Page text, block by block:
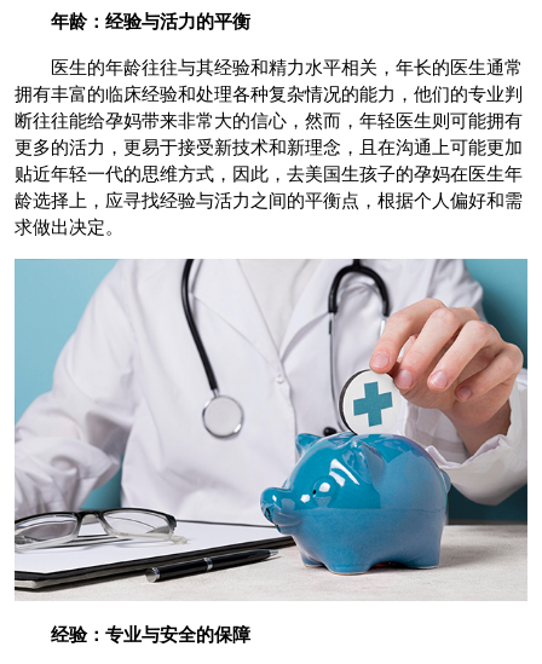
年龄：经验与活力的平衡
医生的年龄往往与其经验和精力水平相关，年长的医生通常
拥有丰富的临床经验和处理各种复杂情况的能力，他们的专业判
断往往能给孕妈带来非常大的信心，然而，年轻医生则可能拥有
更多的活力，更易于接受新技术和新理念，且在沟通上可能更加
贴近年轻一代的思维方式，因此，去美国生孩子的孕妈在医生年
龄选择上，应寻找经验与活力之间的平衡点，根据个人偏好和需
求做出决定。
经验：专业与安全的保障